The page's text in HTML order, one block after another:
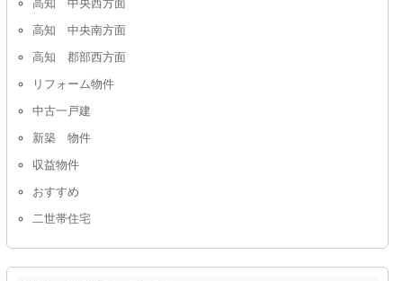
高知 中央南方面
高知 郡部西方面
リフォーム物件
中古一戸建
新築 物件
収益物件
おすすめ
二世帯住宅